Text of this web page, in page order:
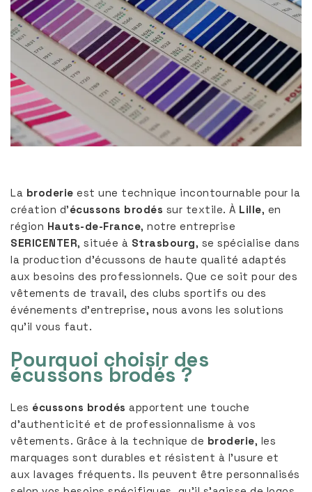
La broderie est une technique incontournable pour la
création d’écussons brodés sur textile. À Lille, en
région Hauts-de-France, notre entreprise
SERICENTER, située à Strasbourg, se spécialise dans
la production d’écussons de haute qualité adaptés
aux besoins des professionnels. Que ce soit pour des
vêtements de travail, des clubs sportifs ou des
événements d’entreprise, nous avons les solutions
qu’il vous faut.
Pourquoi choisir des
écussons brodés ?
Les écussons brodés apportent une touche
d’authenticité et de professionnalisme à vos
vêtements. Grâce à la technique de broderie, les
marquages sont durables et résistent à l’usure et
aux lavages fréquents. Ils peuvent être personnalisés